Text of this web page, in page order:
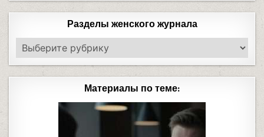
Разделы женского журнала
Материалы по теме: